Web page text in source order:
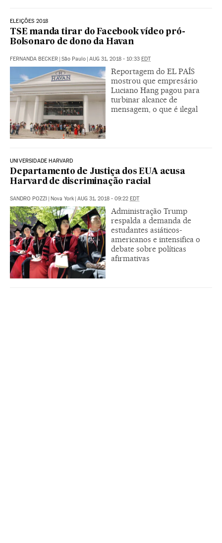
ELEIÇÕES 2018
TSE manda tirar do Facebook vídeo pró-
Bolsonaro de dono da Havan
FERNANDA BECKER | São Paulo | AUG 31, 2018 - 10:33 EDT
Reportagem do EL PAÍS
mostrou que empresário
Luciano Hang pagou para
turbinar alcance de
mensagem, o que é ilegal
UNIVERSIDADE HARVARD
Departamento de Justiça dos EUA acusa
Harvard de discriminação racial
SANDRO POZZI | Nova York | AUG 31, 2018 - 09:22 EDT
Administração Trump
respalda a demanda de
estudantes asiáticos-
americanos e intensifica o
debate sobre políticas
afirmativas